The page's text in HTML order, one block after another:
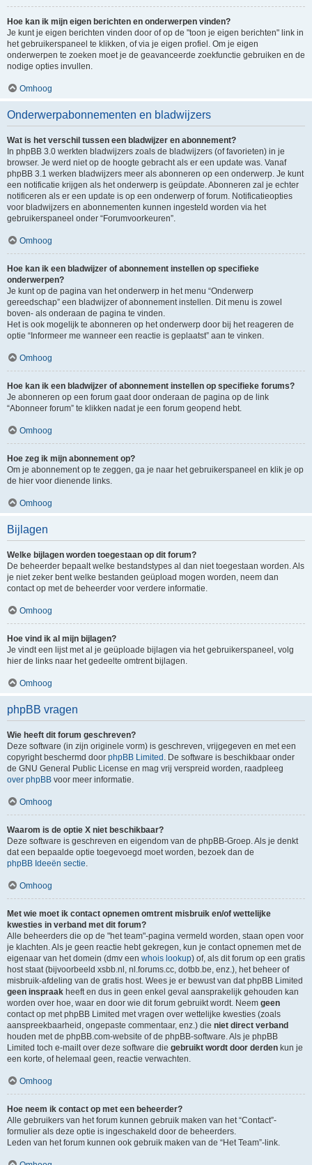
Hoe kan ik mijn eigen berichten en onderwerpen vinden?
Je kunt je eigen berichten vinden door of op de "toon je eigen berichten" link in
het gebruikerspaneel te klikken, of via je eigen profiel. Om je eigen
onderwerpen te zoeken moet je de geavanceerde zoekfunctie gebruiken en de
nodige opties invullen.
Omhoog
Onderwerpabonnementen en bladwijzers
Wat is het verschil tussen een bladwijzer en abonnement?
In phpBB 3.0 werkten bladwijzers zoals de bladwijzers (of favorieten) in je
browser. Je werd niet op de hoogte gebracht als er een update was. Vanaf
phpBB 3.1 werken bladwijzers meer als abonneren op een onderwerp. Je kunt
een notificatie krijgen als het onderwerp is geüpdate. Abonneren zal je echter
notificeren als er een update is op een onderwerp of forum. Notificatieopties
voor bladwijzers en abonnementen kunnen ingesteld worden via het
gebruikerspaneel onder “Forumvoorkeuren”.
Omhoog
Hoe kan ik een bladwijzer of abonnement instellen op specifieke
onderwerpen?
Je kunt op de pagina van het onderwerp in het menu “Onderwerp
gereedschap” een bladwijzer of abonnement instellen. Dit menu is zowel
boven- als onderaan de pagina te vinden.
Het is ook mogelijk te abonneren op het onderwerp door bij het reageren de
optie “Informeer me wanneer een reactie is geplaatst” aan te vinken.
Omhoog
Hoe kan ik een bladwijzer of abonnement instellen op specifieke forums?
Je abonneren op een forum gaat door onderaan de pagina op de link
“Abonneer forum” te klikken nadat je een forum geopend hebt.
Omhoog
Hoe zeg ik mijn abonnement op?
Om je abonnement op te zeggen, ga je naar het gebruikerspaneel en klik je op
de hier voor dienende links.
Omhoog
Bijlagen
Welke bijlagen worden toegestaan op dit forum?
De beheerder bepaalt welke bestandstypes al dan niet toegestaan worden. Als
je niet zeker bent welke bestanden geüpload mogen worden, neem dan
contact op met de beheerder voor verdere informatie.
Omhoog
Hoe vind ik al mijn bijlagen?
Je vindt een lijst met al je geüploade bijlagen via het gebruikerspaneel, volg
hier de links naar het gedeelte omtrent bijlagen.
Omhoog
phpBB vragen
Wie heeft dit forum geschreven?
Deze software (in zijn originele vorm) is geschreven, vrijgegeven en met een
copyright beschermd door phpBB Limited . De software is beschikbaar onder
de GNU General Public License en mag vrij verspreid worden, raadpleeg
over phpBB voor meer informatie.
Omhoog
Waarom is de optie X niet beschikbaar?
Deze software is geschreven en eigendom van de phpBB-Groep. Als je denkt
dat een bepaalde optie toegevoegd moet worden, bezoek dan de
phpBB Ideeën sectie.
Omhoog
Met wie moet ik contact opnemen omtrent misbruik en/of wettelijke
kwesties in verband met dit forum?
Alle beheerders die op de "het team"-pagina vermeld worden, staan open voor
je klachten. Als je geen reactie hebt gekregen, kun je contact opnemen met de
eigenaar van het domein (dmv een whois lookup) of, als dit forum op een gratis
host staat (bijvoorbeeld xsbb.nl, nl.forums.cc, dotbb.be, enz.), het beheer of
misbruik-afdeling van de gratis host. Wees je er bewust van dat phpBB Limited
geen inspraak heeft en dus in geen enkel geval aansprakelijk gehouden kan
worden over hoe, waar en door wie dit forum gebruikt wordt. Neem geen
contact op met phpBB Limited met vragen over wettelijke kwesties (zoals
aanspreekbaarheid, ongepaste commentaar, enz.) die niet direct verband
houden met de phpBB.com-website of de phpBB-software. Als je phpBB
Limited toch e-mailt over deze software die gebruikt wordt door derden kun je
een korte, of helemaal geen, reactie verwachten.
Omhoog
Hoe neem ik contact op met een beheerder?
Alle gebruikers van het forum kunnen gebruik maken van het “Contact”-
formulier als deze optie is ingeschakeld door de beheerders.
Leden van het forum kunnen ook gebruik maken van de “Het Team”-link.